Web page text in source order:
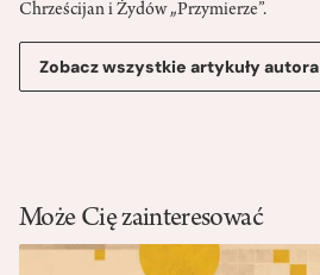
Chrześcijan i Żydów „Przymierze”.
Zobacz wszystkie artykuły autora
Może Cię zainteresować